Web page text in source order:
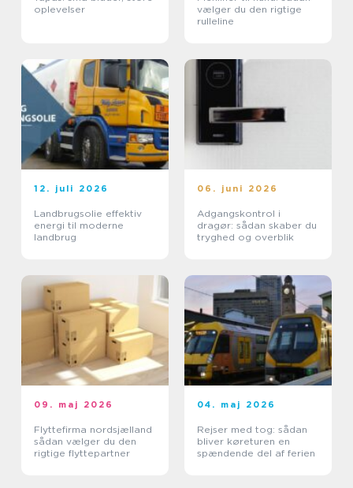
oplevelser
vælger du den rigtige
rulleline
12. juli 2026
Landbrugsolie effektiv
energi til moderne
landbrug
06. juni 2026
Adgangskontrol i
dragør: sådan skaber du
tryghed og overblik
09. maj 2026
Flyttefirma nordsjælland
sådan vælger du den
rigtige flyttepartner
04. maj 2026
Rejser med tog: sådan
bliver køreturen en
spændende del af ferien